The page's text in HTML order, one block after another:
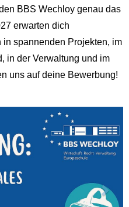
BBS Wechloy genau das
erwarten dich
spannenden Projekten, im
in der Verwaltung und im
uns auf deine Bewerbung!